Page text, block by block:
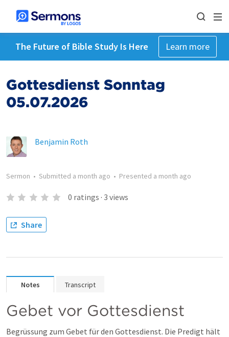
The Future of Bible Study Is Here Learn more
Gottesdienst Sonntag
05.07.2026
Benjamin Roth
Sermon • Submitted a month ago • Presented a month ago
0 ratings · 3 views
Share
Notes Transcript
Gebet vor Gottesdienst
Begrüssung zum Gebet für den Gottesdienst. Die Predigt hält